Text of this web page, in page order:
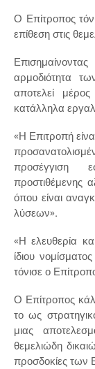
Ο Επίτροπος
επίθεση στις
αρμοδιότητα
αποτελεί
κατάλληλα
«Η Επιτροπή
προσέγγιση
προστιθέμενης
όπου είναι
λύσεων».
«Η ελευθερία
ίδιου
τόνισε ο
Ο Επίτροπος
το ως
μιας
θεμελιώδη
προσδοκίες των